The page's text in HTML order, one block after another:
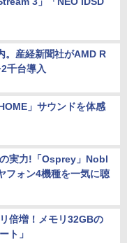
。産経新聞社がAMD R
千台導入
」サウンドを体感
実力!「Osprey」Nobl
フォン4機種を一気に聴
倍増！メモリ32GBの
ト」